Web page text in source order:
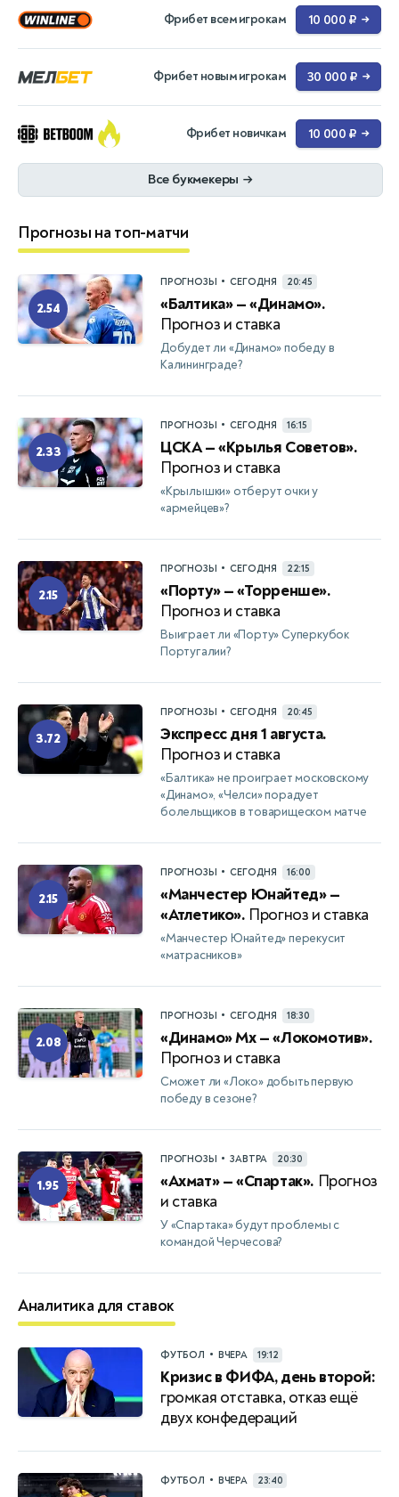
Фрибет всем игрокам 10 000 ₽ →
Фрибет новым игрокам 30 000 ₽ →
Фрибет новичкам 10 000 ₽ →
Все букмекеры →
Прогнозы на топ-матчи
2.54
ПРОГНОЗЫ • СЕГОДНЯ 20:45
«Балтика» — «Динамо».
Прогноз и ставка
Добудет ли «Динамо» победу в
Калининграде?
2.33
ПРОГНОЗЫ • СЕГОДНЯ 16:15
ЦСКА — «Крылья Советов».
Прогноз и ставка
«Крылышки» отберут очки у
«армейцев»?
2.15
ПРОГНОЗЫ • СЕГОДНЯ 22:15
«Порту» — «Торренше».
Прогноз и ставка
Выиграет ли «Порту» Суперкубок
Португалии?
3.72
ПРОГНОЗЫ • СЕГОДНЯ 20:45
Экспресс дня 1 августа.
Прогноз и ставка
«Балтика» не проиграет московскому
«Динамо», «Челси» порадует
болельщиков в товарищеском матче
2.15
ПРОГНОЗЫ • СЕГОДНЯ 16:00
«Манчестер Юнайтед» —
«Атлетико». Прогноз и ставка
«Манчестер Юнайтед» перекусит
«матрасников»
2.08
ПРОГНОЗЫ • СЕГОДНЯ 18:30
«Динамо» Мх — «Локомотив».
Прогноз и ставка
Сможет ли «Локо» добыть первую
победу в сезоне?
1.95
ПРОГНОЗЫ • ЗАВТРА 20:30
«Ахмат» — «Спартак». Прогноз
и ставка
У «Спартака» будут проблемы с
командой Черчесова?
Аналитика для ставок
ФУТБОЛ • ВЧЕРА 19:12
Кризис в ФИФА, день второй:
громкая отставка, отказ ещё
двух конфедераций
ФУТБОЛ • ВЧЕРА 23:40